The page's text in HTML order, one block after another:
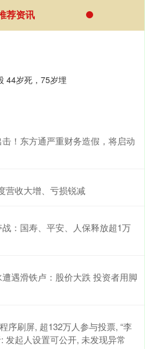
荐资讯
44岁死，75岁埋
！东方通严重财务造假，将启动
营收大增、亏损锐减
：国寿、平安、人保释放超1万
遇滑铁卢：股价大跌 投资者用脚
序刷屏, 超132万人参与投票, “李
发起人设置可公开, 未发现异常